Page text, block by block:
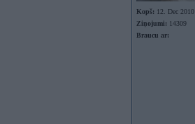
Kopš: 12. Dec 2010
Ziņojumi: 14309
Braucu ar: